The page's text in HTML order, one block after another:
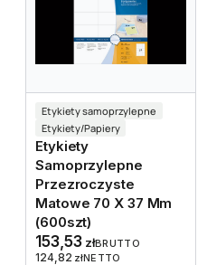
Etykiety samoprzylepne
Etykiety/Papiery
Etykiety
Samoprzylepne
Przezroczyste
Matowe 70 X 37 Mm
(600szt)
153,53 złBRUTTO
124,82 złNETTO